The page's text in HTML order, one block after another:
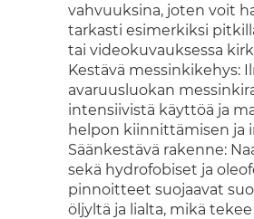
vahvuuksina, joten voit
tarkasti esimerkiksi
tai videokuvauksessa
Kestävä messinkikehys:
avaruusluokan
intensiivistä käyttöä ja
helpon kiinnittämisen ja
Säänkestävä rakenne:
sekä hydrofobiset ja
pinnoitteet suojaavat
öljyltä ja lialta, mikä